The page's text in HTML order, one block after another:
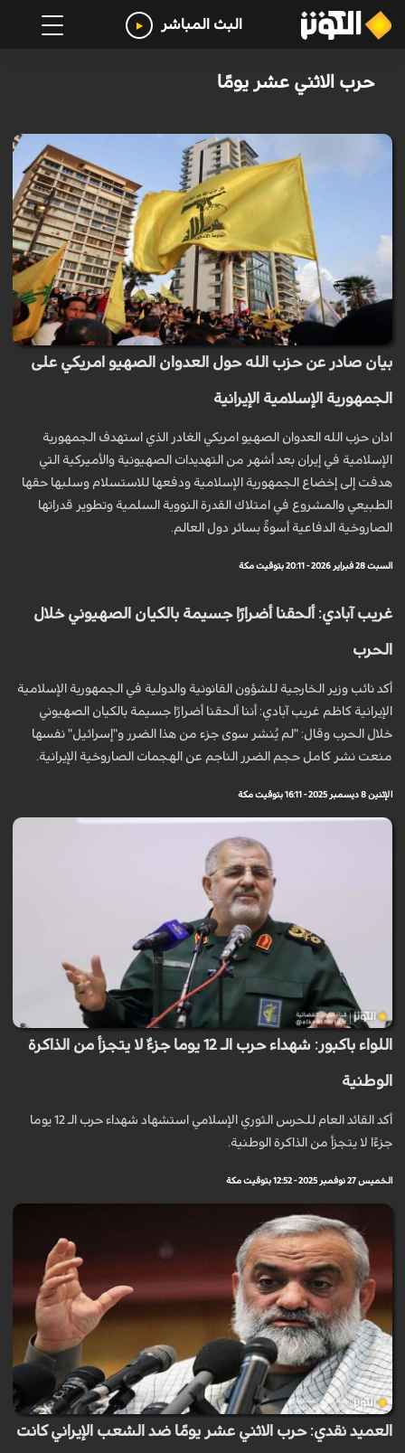
البث المباشر
حرب الاثني عشر يومًا
بيان صادر عن حزب الله حول العدوان الصهيو امريكي على
الجمهورية الإسلامية ‏الإيرانية
ادان حزب الله العدوان الصهيو امريكي الغادر الذي استهدف الجمهورية
الإسلامية في ‏إيران بعد أشهر من التهديدات الصهيونية والأميركية التي
هدفت إلى إخضاع الجمهورية ‏الإسلامية ودفعها للاستسلام وسلبها حقها
الطبيعي والمشروع في امتلاك القدرة النووية ‏السلمية وتطوير قدراتها
الصاروخية الدفاعية أسوةً بسائر دول العالم.‏
السبت 28 فبراير 2026 - 20:11 بتوقيت مكة
غريب آبادي: ألحقنا أضرارًا جسيمة بالكيان الصهيوني خلال
الحرب
أكد نائب وزير الخارجية للشؤون القانونية والدولية في الجمهورية الإسلامية
الإيرانية كاظم غريب آبادي: أننا ألحقنا أضرارًا جسيمة بالکیان الصهيوني
خلال الحرب وقال: "لم يُنشر سوى جزء من هذا الضرر و"إسرائيل" نفسها
منعت نشر كامل حجم الضرر الناجم عن الهجمات الصاروخية الإيرانية.
الإثنين 8 ديسمبر 2025 - 16:11 بتوقيت مكة
اللواء باكبور: شهداء حرب الـ 12 يوما جزءٌ لا يتجزأ من الذاكرة
الوطنية
أكد القائد العام للحرس الثوري الإسلامي استشهاد شهداء حرب الـ 12 يوما
جزءًا لا يتجزأ من الذاكرة الوطنية.
الخميس 27 نوفمبر 2025 - 12:52 بتوقيت مكة
العميد نقدي: حرب الاثني عشر يومًا ضد الشعب الإيراني كانت